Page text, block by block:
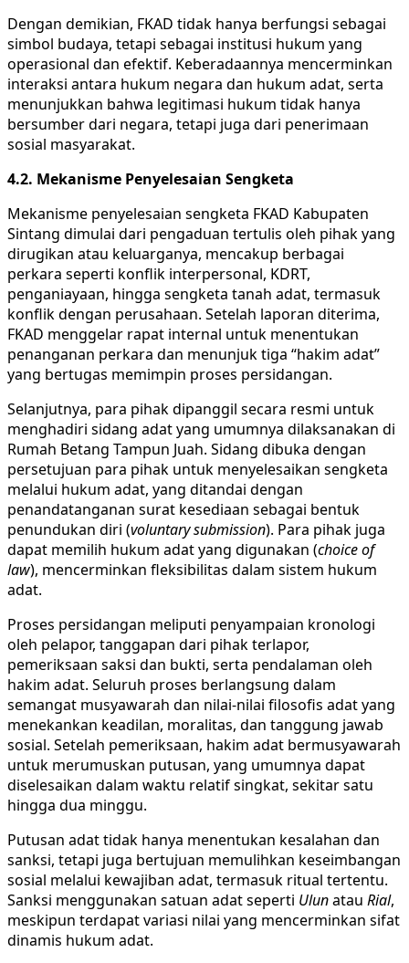
Dengan demikian, FKAD tidak hanya berfungsi sebagai
simbol budaya, tetapi sebagai institusi hukum yang
operasional dan efektif. Keberadaannya mencerminkan
interaksi antara hukum negara dan hukum adat, serta
menunjukkan bahwa legitimasi hukum tidak hanya
bersumber dari negara, tetapi juga dari penerimaan
sosial masyarakat.
4.2. Mekanisme Penyelesaian Sengketa
Mekanisme penyelesaian sengketa FKAD Kabupaten
Sintang dimulai dari pengaduan tertulis oleh pihak yang
dirugikan atau keluarganya, mencakup berbagai
perkara seperti konflik interpersonal, KDRT,
penganiayaan, hingga sengketa tanah adat, termasuk
konflik dengan perusahaan. Setelah laporan diterima,
FKAD menggelar rapat internal untuk menentukan
penanganan perkara dan menunjuk tiga “hakim adat”
yang bertugas memimpin proses persidangan.
Selanjutnya, para pihak dipanggil secara resmi untuk
menghadiri sidang adat yang umumnya dilaksanakan di
Rumah Betang Tampun Juah. Sidang dibuka dengan
persetujuan para pihak untuk menyelesaikan sengketa
melalui hukum adat, yang ditandai dengan
penandatanganan surat kesediaan sebagai bentuk
penundukan diri (voluntary submission). Para pihak juga
dapat memilih hukum adat yang digunakan (choice of
law), mencerminkan fleksibilitas dalam sistem hukum
adat.
Proses persidangan meliputi penyampaian kronologi
oleh pelapor, tanggapan dari pihak terlapor,
pemeriksaan saksi dan bukti, serta pendalaman oleh
hakim adat. Seluruh proses berlangsung dalam
semangat musyawarah dan nilai-nilai filosofis adat yang
menekankan keadilan, moralitas, dan tanggung jawab
sosial. Setelah pemeriksaan, hakim adat bermusyawarah
untuk merumuskan putusan, yang umumnya dapat
diselesaikan dalam waktu relatif singkat, sekitar satu
hingga dua minggu.
Putusan adat tidak hanya menentukan kesalahan dan
sanksi, tetapi juga bertujuan memulihkan keseimbangan
sosial melalui kewajiban adat, termasuk ritual tertentu.
Sanksi menggunakan satuan adat seperti Ulunatau Rial,
meskipun terdapat variasi nilai yang mencerminkan sifat
dinamis hukum adat.